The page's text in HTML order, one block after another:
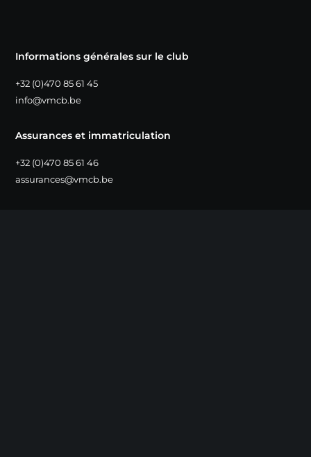
Informations générales sur le club
+32 (0)470 85 61 45
info@vmcb.be
Assurances et immatriculation
+32 (0)470 85 61 46
assurances@vmcb.be